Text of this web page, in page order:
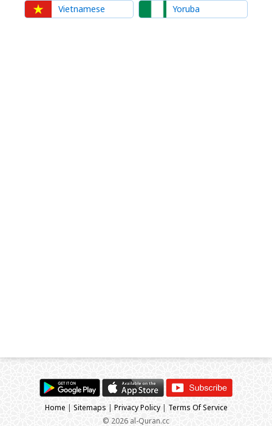
Vietnamese Yoruba
Home | Sitemaps | Privacy Policy| Terms Of Service
© 2026 al-Quran.cc